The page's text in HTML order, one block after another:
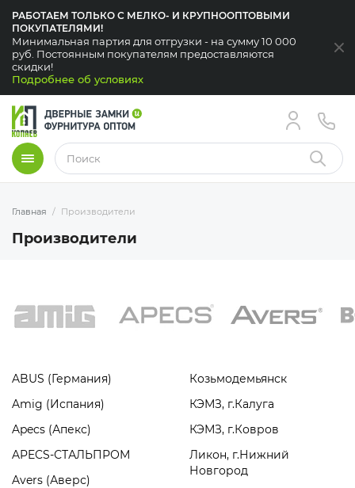
РАБОТАЕМ ТОЛЬКО С МЕЛКО- И КРУПНООПТОВЫМИ
ПОКУПАТЕЛЯМИ!
Минимальная партия для отгрузки - на сумму 10 000
руб. Постоянным покупателям предоставляются
скидки!
Подробнее об условиях
Меню Найти
Главная Производители
Производители
ABUS (Германия)
Amig (Испания)
Apecs (Апекс)
APECS-СТАЛЬПРОМ
Avers (Аверс)
Козьмодемьянск
КЭМЗ, г.Калуга
КЭМЗ, г.Ковров
Ликон, г.Нижний
Новгород